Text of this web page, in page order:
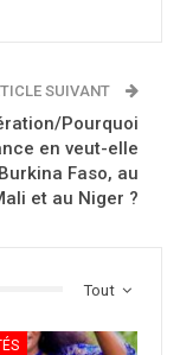
SUIVANT
Pourquoi
en veut-elle
Faso, au
et au Niger ?
Tout